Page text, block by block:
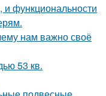
и функциональности
нам важно своё
53 кв.